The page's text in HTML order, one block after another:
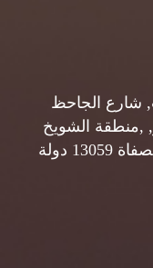
شارع الجاحظ
,منطقة الشويخ
الصحية قطعة 1 ص. ب. 5834 الصفاة 13059 دولة